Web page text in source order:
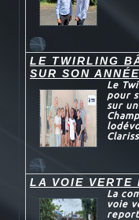
LE TWIRLING
SUR SON
Le
pour
sur
LA VOIE VERTE
La
voie